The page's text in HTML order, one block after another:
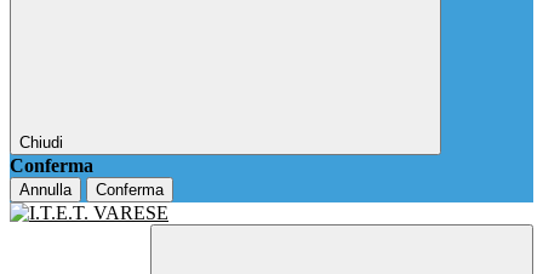
Chiudi
Conferma
Annulla Conferma